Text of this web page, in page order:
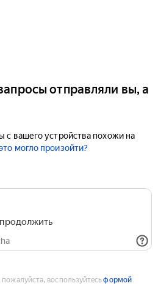
отправляли вы, а
с вашего устройства похожи на
могло произойти?
воспользуйтесьформой